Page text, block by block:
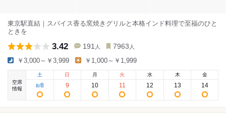
東京駅直結｜スパイス香る窯焼きグリルと本格インド料理で至福のひと
ときを
3.42 191 人 7963 人
￥3,000～￥3,999 ￥1,000～￥1,999
空席
情報
土
8/8
日
9
月
10
火
11
水
12
木
13
金
14